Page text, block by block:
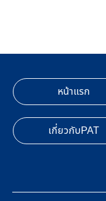
หน้าแรก
เกี่ยวกับPAT